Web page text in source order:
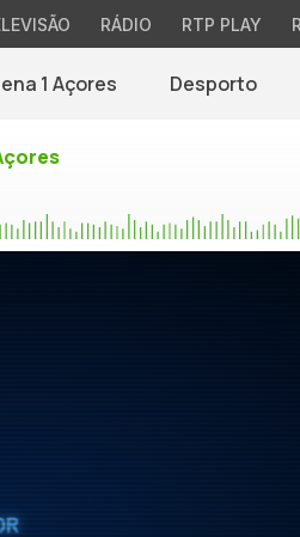
RÁDIO RTP PLAY
1 Açores Desporto